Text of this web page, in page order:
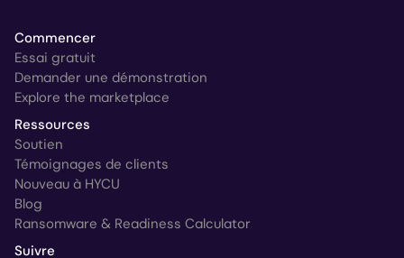
Commencer
Essai gratuit
Demander une démonstration
Explore the marketplace
Ressources
Soutien
Témoignages de clients
Nouveau à HYCU
Blog
Ransomware & Readiness Calculator
Suivre